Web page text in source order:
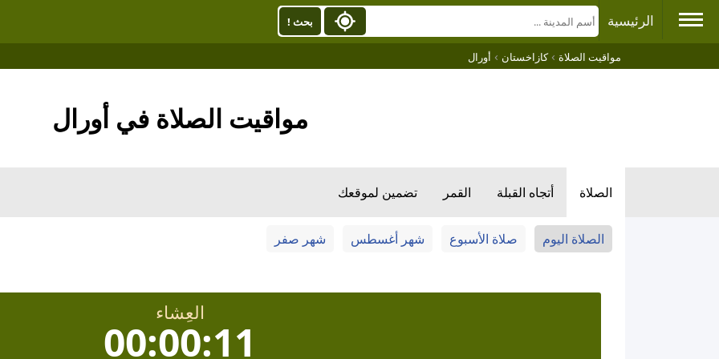
الرئيسية بحث !
مواقيت الصلاة ›كازاخستان › أورال
مواقيت الصلاة في أورال
الصلاة أتجاه القبلة القمر تضمين لموقعك
الصلاة اليوم صلاة الأسبوع شهر أغسطس شهر صفر
العِشاء
00:00:10